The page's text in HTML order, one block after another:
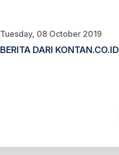
Tuesday, 08 October 2019
BERITA DARI KONTAN.CO.ID